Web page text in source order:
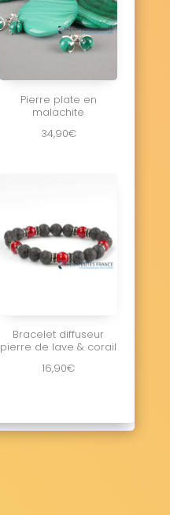
Pierre plate en
malachite
34,90€
Bracelet diffuseur
pierre de lave & corail
16,90€